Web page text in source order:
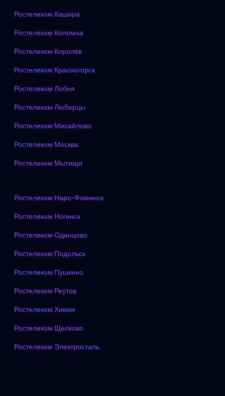
Ростелеком Кашира
Ростелеком Коломна
Ростелеком Королёв
Ростелеком Красногорск
Ростелеком Лобня
Ростелеком Люберцы
Ростелеком Мисайлово
Ростелеком Москва
Ростелеком Мытищи
Ростелеком Наро-Фоминск
Ростелеком Ногинск
Ростелеком Одинцово
Ростелеком Подольск
Ростелеком Пушкино
Ростелеком Реутов
Ростелеком Химки
Ростелеком Щелково
Ростелеком Электросталь